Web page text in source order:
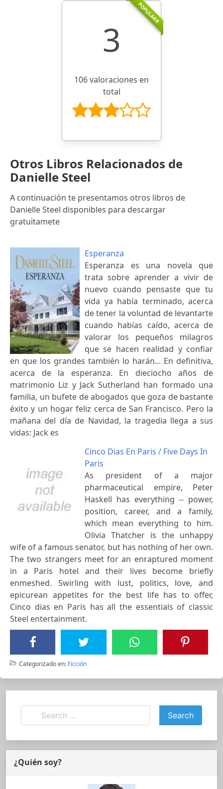
POPULARR
3
106 valoraciones en
total
Otros Libros Relacionados de
Danielle Steel
A continuación te presentamos otros libros de
Danielle Steel disponibles para descargar
gratuitamete
Esperanza
Esperanza es una novela que
trata sobre aprender a vivir de
nuevo cuando pensaste que tu
vida ya había terminado, acerca
de tener la voluntad de levantarte
cuando habías caído, acerca de
valorar los pequeños milagros
que se hacen realidad y confiar
en que los grandes también lo harán... En definitiva,
acerca de la esperanza. En dieciocho años de
matrimonio Liz y Jack Sutherland han formado una
familia, un bufete de abogados que goza de bastante
éxito y un hogar feliz cerca de San Francisco. Pero la
mañana del día de Navidad, la tragedia llega a sus
vidas: Jack es
Cinco Dias En Paris / Five Days In
Paris
As president of a major
pharmaceutical empire, Peter
Haskell has everything -- power,
position, career, and a family,
which mean everything to him.
Olivia Thatcher is the unhappy
wife of a famous senator, but has nothing of her own.
The two strangers meet for an enraptured moment
in a Paris hotel and their lives become briefly
enmeshed. Swirling with lust, politics, love, and
epicurean appetites for the best life has to offer,
Cinco dias en Paris has all the essentials of classic
Steel entertainment.
Categorizado en: Ficción
¿Quién soy?